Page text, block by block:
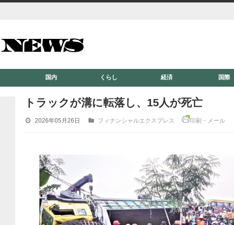
国内 くらし 経済 国際
トラックが溝に転落し、15人が死亡
2026年05月26日 フィナンシャルエクスプレス 印刷・メール